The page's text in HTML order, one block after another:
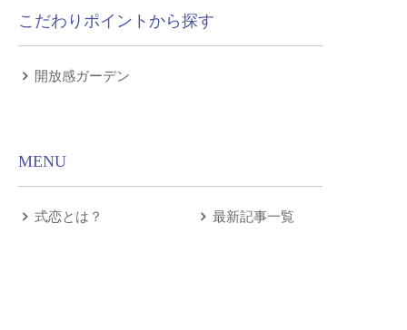
こだわりポイントから探す
開放感ガーデン
MENU
式恋とは？ 最新記事一覧